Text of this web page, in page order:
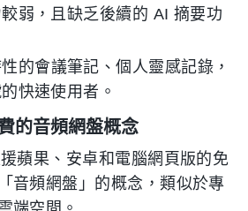
弱，且缺乏後續的 AI 摘要功
性的會議筆記、個人靈感記錄，
快速使用者。
的音頻網盤概念
蘋果、安卓和電腦網頁版的免
音頻網盤」的概念，類似於專